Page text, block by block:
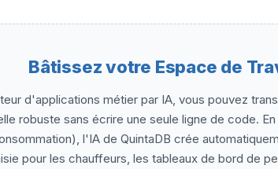
Bâtissez votre Espace de
d'applications métier par IA, vous pouvez
robuste sans écrire une seule ligne de code.
l'IA de QuintaDB crée
pour les chauffeurs, les tableaux de bord de